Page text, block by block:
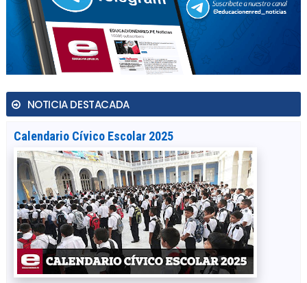
NOTICIA DESTACADA
Calendario Cívico Escolar 2025